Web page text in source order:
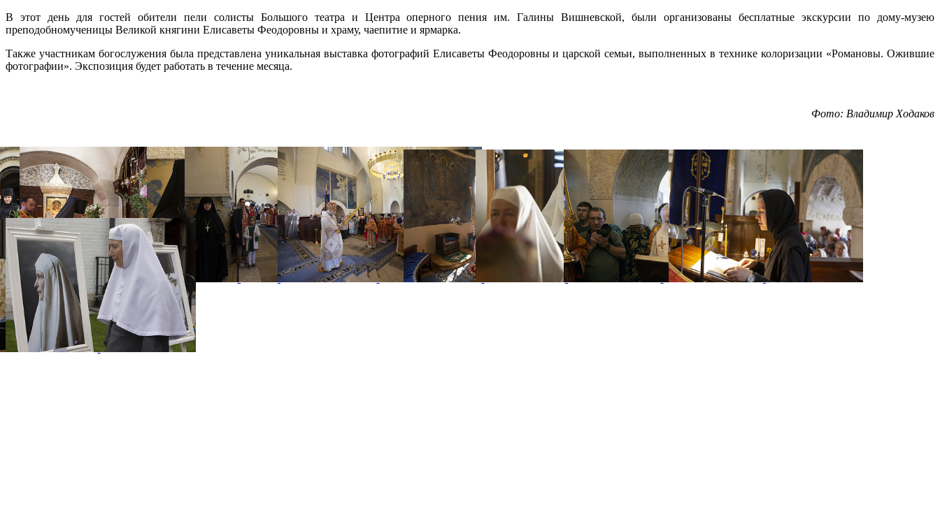
В этот день для гостей обители пели солисты Большого театра и Центра оперного пения им. Галины Вишневской, были организованы бесплатные экскурсии по дому-музею
преподобномученицы Великой княгини Елисаветы Феодоровны и храму, чаепитие и ярмарка.
Также участникам богослужения была представлена уникальная выставка фотографий Елисаветы Феодоровны и царской семьи, выполненных в технике колоризации «Романовы. Ожившие
фотографии». Экспозиция будет работать в течение месяца.
Фото: Владимир Ходаков
Распечатать
Фото